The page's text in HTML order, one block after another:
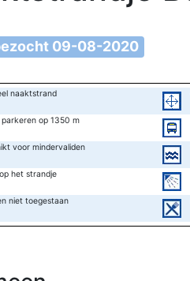
09-08-2020
naaktstrand
op 1350 m
voor mindervaliden
het strandje
niet toegestaan